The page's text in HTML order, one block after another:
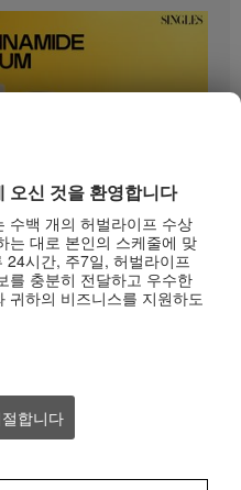
오신 것을 환영합니다
수백 개의 허벌라이프 수상
는 대로 본인의 스케줄에 맞
시간, 주7일, 허벌라이프
를 충분히 전달하고 우수한
귀하의 비즈니스를 지원하도
합니다
0:33
롱폼)
뻐보인다는 사실 알고 계시나요?"